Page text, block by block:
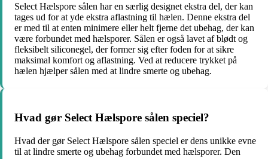
Select Hælspore sålen har en særlig designet ekstra del, der kan
tages ud for at yde ekstra aflastning til hælen. Denne ekstra del
er med til at enten minimere eller helt fjerne det ubehag, der kan
være forbundet med hælsporer. Sålen er også lavet af blødt og
fleksibelt siliconegel, der former sig efter foden for at sikre
maksimal komfort og aflastning. Ved at reducere trykket på
hælen hjælper sålen med at lindre smerte og ubehag.
Hvad gør Select Hælspore sålen speciel?
Hvad der gør Select Hælspore sålen speciel er dens unikke evne
til at lindre smerte og ubehag forbundet med hælsporer. Den